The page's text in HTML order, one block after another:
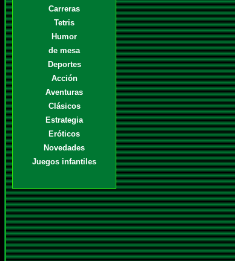
Carreras
Tetris
Humor
de mesa
Deportes
Acción
Aventuras
Clásicos
Estrategia
Eróticos
Novedades
Juegos infantiles